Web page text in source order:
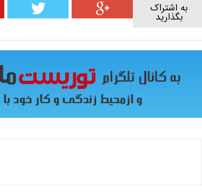
به اشتراک
بگذارید